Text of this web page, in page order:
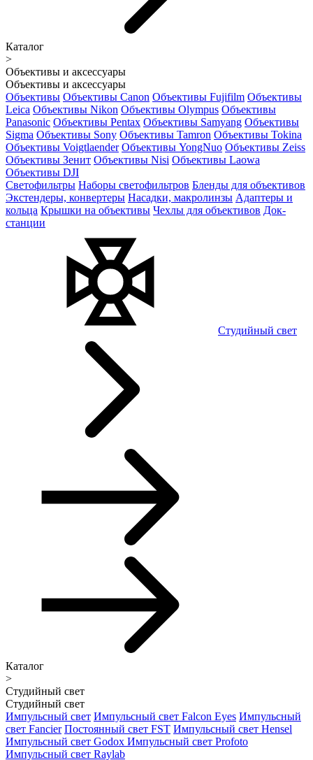
Каталог
>
Объективы и аксессуары
Объективы и аксессуары
Объективы Объективы Canon Объективы Fujifilm Объективы
Leica Объективы Nikon Объективы Olympus Объективы
Panasonic Объективы Pentax Объективы Samyang Объективы
Sigma Объективы Sony Объективы Tamron Объективы Tokina
Объективы Voigtlaender Объективы YongNuo Объективы Zeiss
Объективы Зенит Объективы Nisi Объективы Laowa
Объективы DJI
Светофильтры Наборы светофильтров Бленды для объективов
Экстендеры, конвертеры Насадки, макролинзы Адаптеры и
кольца Крышки на объективы Чехлы для объективов Док-
станции
Студийный свет
Каталог
>
Студийный свет
Студийный свет
Импульсный свет Импульсный свет Falcon Eyes Импульсный
свет Fancier Постоянный свет FST Импульсный свет Hensel
Импульсный свет Godox Импульсный свет Profoto
Импульсный свет Raylab